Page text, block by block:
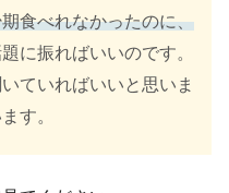
食べれなかったのに、
に振ればいいのです。
ていればいいと思いま
す。